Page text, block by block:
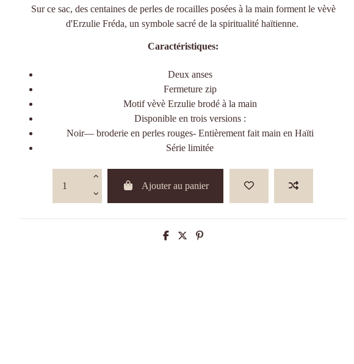
Sur ce sac, des centaines de perles de rocailles posées à la main forment le vèvè
d'Erzulie Fréda, un symbole sacré de la spiritualité haïtienne.
Caractéristiques:
Deux anses
Fermeture zip
Motif vèvè Erzulie brodé à la main
Disponible en trois versions :
Noir— broderie en perles rouges- Entièrement fait main en Haïti
Série limitée
Ajouter au panier